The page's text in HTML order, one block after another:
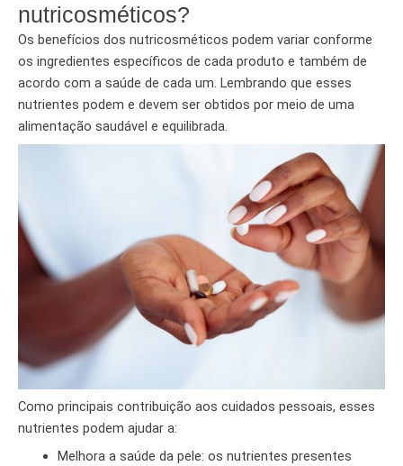
nutricosméticos?
Os benefícios dos nutricosméticos podem variar conforme
os ingredientes específicos de cada produto e também de
acordo com a saúde de cada um. Lembrando que esses
nutrientes podem e devem ser obtidos por meio de uma
alimentação saudável e equilibrada.
Como principais contribuição aos cuidados pessoais, esses
nutrientes podem ajudar a:
Melhora a saúde da pele: os nutrientes presentes